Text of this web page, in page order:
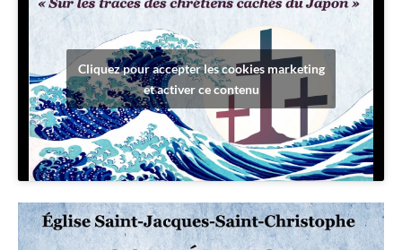
Cliquez pour accepter les cookies marketing
et activer ce contenu